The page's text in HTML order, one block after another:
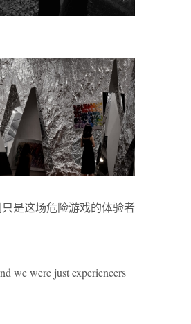
是这场危险游戏的体验者
we were just experiencers